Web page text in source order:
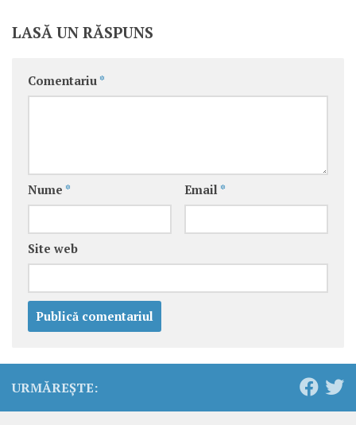
LASĂ UN RĂSPUNS
Comentariu *
Nume * Email *
Site web
URMĂREȘTE: